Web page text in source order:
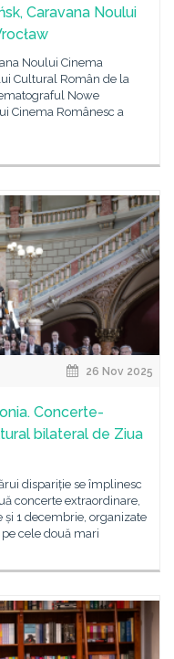
Caravana Noului
Noului Cinema
Cultural Român de la
Nowe
Cinema Românesc a
26 Nov 2025
Concerte-
bilateral de Ziua
dispariție se împlinesc
concerte extraordinare,
și 1 decembrie, organizate
cele două mari